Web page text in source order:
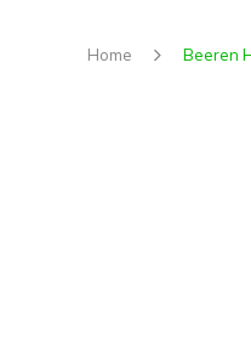
Home Beeren